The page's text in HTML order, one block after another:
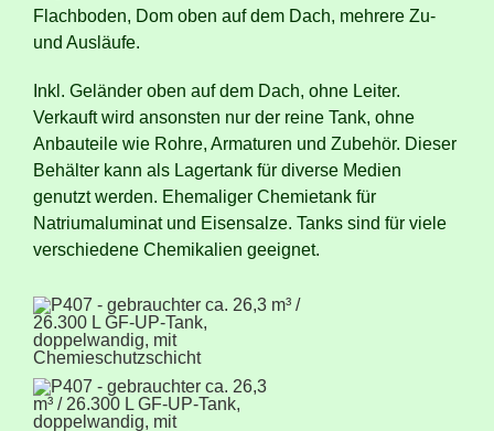
Flachboden, Dom oben auf dem Dach, mehrere Zu-
und Ausläufe.
Inkl. Geländer oben auf dem Dach, ohne Leiter.
Verkauft wird ansonsten nur der reine Tank, ohne
Anbauteile wie Rohre, Armaturen und Zubehör. Dieser
Behälter kann als Lagertank für diverse Medien
genutzt werden. Ehemaliger Chemietank für
Natriumaluminat und Eisensalze. Tanks sind für viele
verschiedene Chemikalien geeignet.